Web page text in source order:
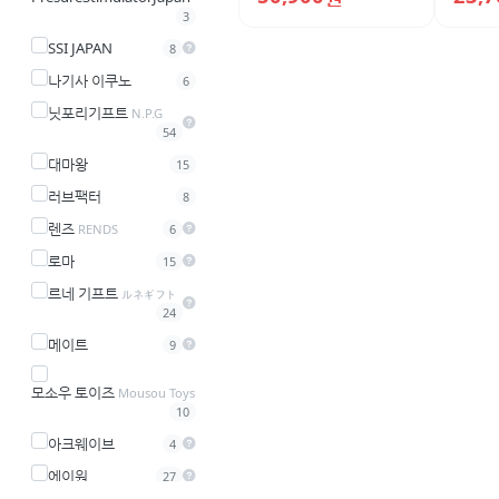
3
SSI JAPAN 8
나기사 이쿠노 6
닛포리기프트 N.P.G
54
대마왕 15
러브팩터 8
렌즈 RENDS 6
로마 15
르네 기프트 ルネギフト
24
메이트 9
모소우 토이즈 Mousou Toys
10
아크웨이브 4
에이원 27